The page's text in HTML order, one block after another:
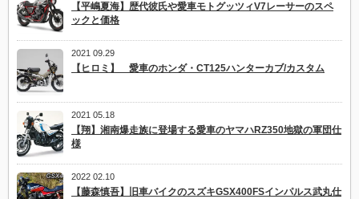
【平嶋夏海】歴代彼氏や愛車モトグッツィV7レーサーのスペ
ックと価格
2021 09.29
【ヒロミ】 愛車のホンダ・CT125ハンターカブ/カスタム
2021 05.18
【翔】湘南爆走族に登場する愛車のヤマハRZ350地獄の軍団仕
様
2022 02.10
【藤森慎吾】旧車バイクのスズキGSX400FSインパルス武丸仕